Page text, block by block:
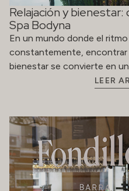
Relajación y
Spa Bodyna
En un mundo donde el
constantemente, encontrar
bienestar se convierte en
LEER